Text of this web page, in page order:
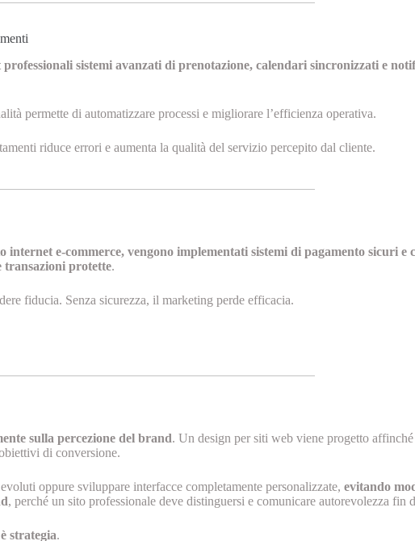
sistemi avanzati di prenotazione, calendari sincronizzati e
permette di automatizzare processi e migliorare l’efficienza operativa.
riduce errori e aumenta la qualità del servizio percepito dal cliente.
internet e-commerce, vengono implementati sistemi di pagamento sicuri
protette.
fiducia. Senza sicurezza, il marketing perde efficacia.
sulla percezione del brand. Un design per siti web viene progetto
di conversione.
oppure sviluppare interfacce completamente personalizzate, evitando
, perché un sito professionale deve distinguersi e comunicare autorevolezza fin
strategia.